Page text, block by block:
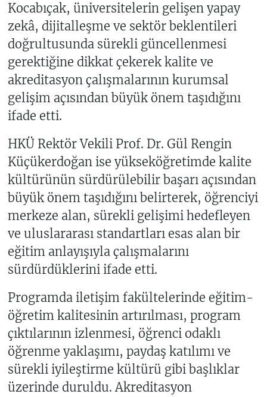
Kocabıçak, üniversitelerin gelişen yapay
zekâ, dijitalleşme ve sektör beklentileri
doğrultusunda sürekli güncellenmesi
gerektiğine dikkat çekerek kalite ve
akreditasyon çalışmalarının kurumsal
gelişim açısından büyük önem taşıdığını
ifade etti.
HKÜ Rektör Vekili Prof. Dr. Gül Rengin
Küçükerdoğan ise yükseköğretimde kalite
kültürünün sürdürülebilir başarı açısından
büyük önem taşıdığını belirterek, öğrenciyi
merkeze alan, sürekli gelişimi hedefleyen
ve uluslararası standartları esas alan bir
eğitim anlayışıyla çalışmalarını
sürdürdüklerini ifade etti.
Programda iletişim fakültelerinde eğitim-
öğretim kalitesinin artırılması, program
çıktılarının izlenmesi, öğrenci odaklı
öğrenme yaklaşımı, paydaş katılımı ve
sürekli iyileştirme kültürü gibi başlıklar
üzerinde duruldu. Akreditasyon